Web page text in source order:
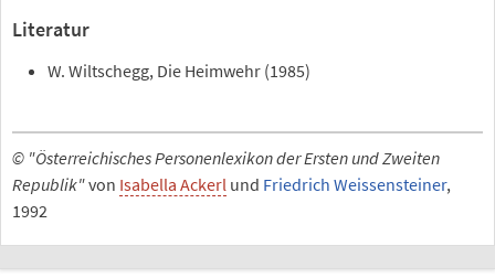
Literatur
W. Wiltschegg, Die Heimwehr (1985)
© "Österreichisches Personenlexikon der Ersten und Zweiten
Republik"von Isabella Ackerl und Friedrich Weissensteiner,
1992